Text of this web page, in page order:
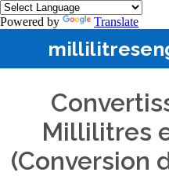
Powered by Translate
Millilitres
(Conversion